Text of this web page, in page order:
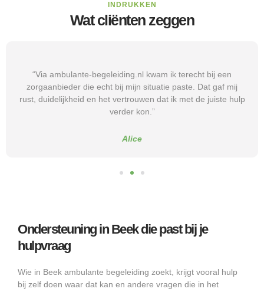
INDRUKKEN
Wat cliënten zeggen
“Via ambulante-begeleiding.nl kwam ik terecht bij een
zorgaanbieder die echt bij mijn situatie paste. Dat gaf mij
rust, duidelijkheid en het vertrouwen dat ik met de juiste hulp
verder kon.”
Alice
Ondersteuning in Beek die past bij je
hulpvraag
Wie in Beek ambulante begeleiding zoekt, krijgt vooral hulp
bij zelf doen waar dat kan en andere vragen die in het